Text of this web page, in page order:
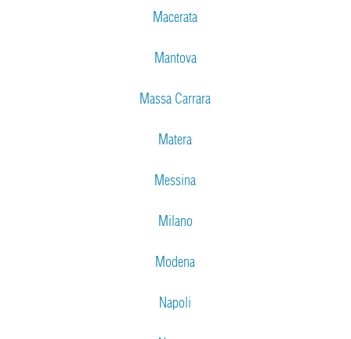
Macerata
Mantova
Massa Carrara
Matera
Messina
Milano
Modena
Napoli